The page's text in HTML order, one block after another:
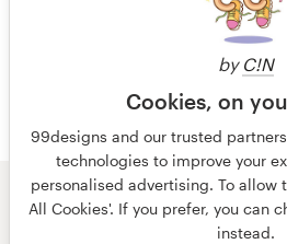
by C!N
Cookies, on
99designs and our trusted
technologies to improve your
personalised advertising. To allow
All Cookies'. If you prefer, you can
instead.
© 99designs
Términos y condiciones